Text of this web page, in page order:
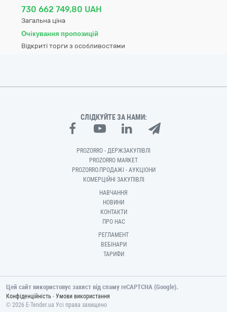
730 662 749,80 UAH
Загальна ціна
Очікування пропозицій
Відкриті торги з особливостями
СЛІДКУЙТЕ ЗА НАМИ:
PROZORRO - ДЕРЖЗАКУПІВЛІ
PROZORRO MARKET
PROZORRO.ПРОДАЖІ - АУКЦІОНИ
КОМЕРЦІЙНІ ЗАКУПІВЛІ
НАВЧАННЯ
НОВИНИ
КОНТАКТИ
ПРО НАС
РЕГЛАМЕНТ
ВЕБІНАРИ
ТАРИФИ
Цей сайт використовує захист від спаму reCAPTCHA (Google).
Конфіденційність - Умови використання
© 2026 E-Tender.ua Усі права захищено